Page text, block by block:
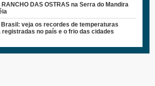
DAS OSTRAS na Serra do Mandira
Brasil: veja os recordes de temperaturas
registradas no país e o frio das cidades